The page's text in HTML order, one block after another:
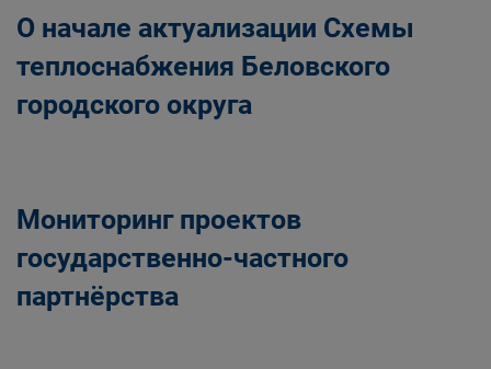
О начале актуализации Схемы
теплоснабжения Беловского
городского округа
Мониторинг проектов
государственно-частного
партнёрства